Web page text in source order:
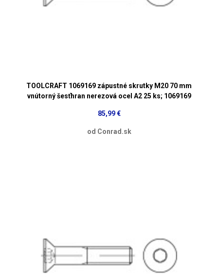
TOOLCRAFT 1069169 zápustné skrutky M20 70 mm
vnútorný šesťhran nerezová ocel A2 25 ks; 1069169
85,99 €
od Conrad.sk